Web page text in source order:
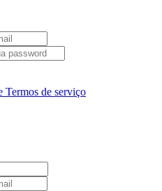
Termos de serviço